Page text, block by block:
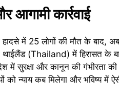
आगामी कार्रवाई
में 25 लोगों की मौत के
थाईलैंड (Thailand) में हिरासत के
में सुरक्षा और कानून की गंभीरता
को न्याय कब मिलेगा और भविष्य में